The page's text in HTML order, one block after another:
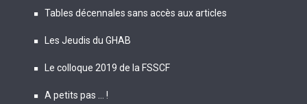
Tables décennales sans accès aux articles
Les Jeudis du GHAB
Le colloque 2019 de la FSSCF
A petits pas … !